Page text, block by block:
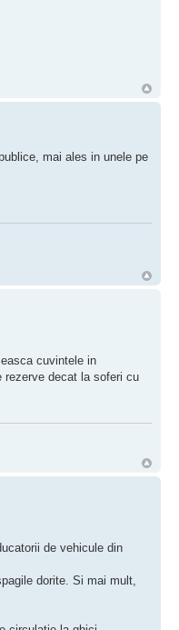
mai ales in unele pe
cuvintele in
rezerve decat la soferi cu
de vehicule din
dorite. Si mai mult,